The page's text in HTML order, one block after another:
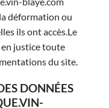
déformation ou
ils ont accès.Le
justice toute
du site.
DONNÉES